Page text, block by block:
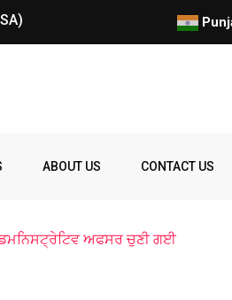
ਕੈਨੇਡਾ ‘ਚ ਪੰਜਾਬੀ ਨੌਜਵਾਨ ਨੂੰ
ABOUT US CONTACT US
Police prize Student
ਅਫਸਰ ਚੁਣੀ ਗਈ